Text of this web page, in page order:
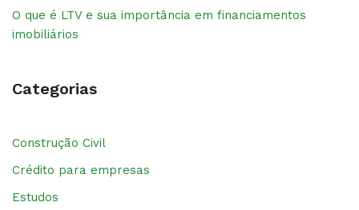
O que é LTV e sua importância em financiamentos
imobiliários
Categorias
Construção Civil
Crédito para empresas
Estudos